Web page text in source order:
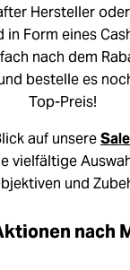
Hersteller
Form eines
nach dem
bestelle es
Top-Preis!
auf unsere
vielfältige
und
nach